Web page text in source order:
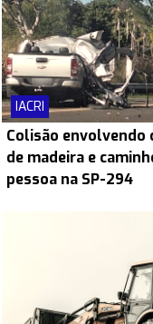
IACRI
Colisão envolvendo
de madeira e
pessoa na SP-294